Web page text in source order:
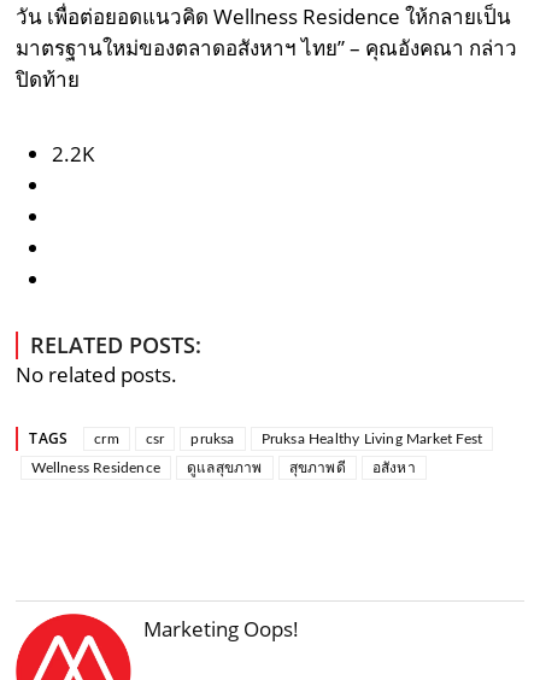
วัน เพื่อต่อยอดแนวคิด Wellness Residence ให้กลายเป็น
มาตรฐานใหม่ของตลาดอสังหาฯ ไทย” – คุณอังคณา กล่าว
ปิดท้าย
2.2K
RELATED POSTS:
No related posts.
TAGS crm csr pruksa
Pruksa Healthy Living Market Fest
Wellness Residence
ดูแลสุขภาพ สุขภาพดี อสังหา
Marketing Oops!